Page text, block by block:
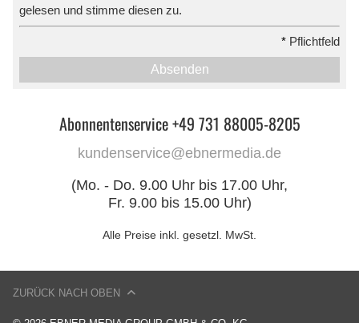
gelesen und stimme diesen zu.
* Pflichtfeld
Absenden
Abonnentenservice +49 731 88005-8205
kundenservice@ebnermedia.de
(Mo. - Do. 9.00 Uhr bis 17.00 Uhr,
Fr. 9.00 bis 15.00 Uhr)
Alle Preise inkl. gesetzl. MwSt.
ZURÜCK NACH OBEN